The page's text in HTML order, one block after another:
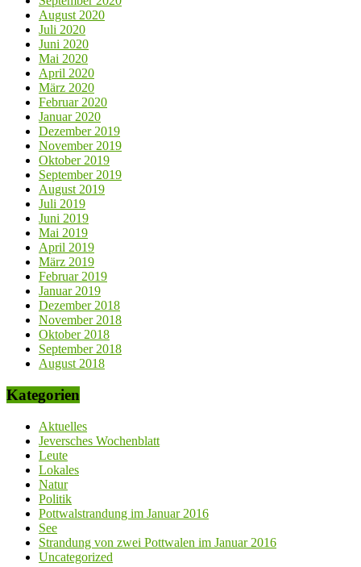
August 2020
Juli 2020
Juni 2020
Mai 2020
April 2020
März 2020
Februar 2020
Januar 2020
Dezember 2019
November 2019
Oktober 2019
September 2019
August 2019
Juli 2019
Juni 2019
Mai 2019
April 2019
März 2019
Februar 2019
Januar 2019
Dezember 2018
November 2018
Oktober 2018
September 2018
August 2018
Kategorien
Aktuelles
Jeversches Wochenblatt
Leute
Lokales
Natur
Politik
Pottwalstrandung im Januar 2016
See
Strandung von zwei Pottwalen im Januar 2016
Uncategorized